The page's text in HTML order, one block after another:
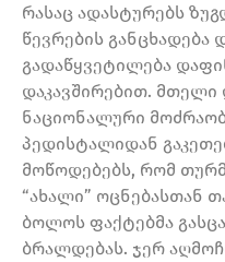
რასაც ადასტურებს
წევრების განცხადება
გადაწყვეტილება
დაკავშირებით. მთელი
ნაციონალური
პედისტალიდან
მოწოდებებს, რომ
“ახალი” ოცნებასთან
ბოლოს ფაქტებმა
ბრალდებას. ჯერ